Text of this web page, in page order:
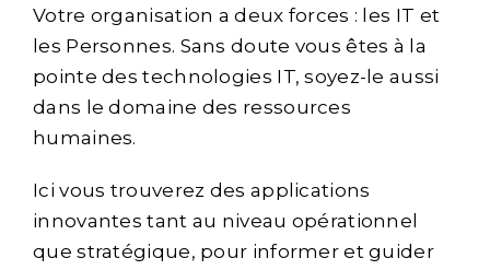
Votre organisation a deux forces : les IT et
les Personnes. Sans doute vous êtes à la
pointe des technologies IT, soyez-le aussi
dans le domaine des ressources
humaines.
Ici vous trouverez des applications
innovantes tant au niveau opérationnel
que stratégique, pour informer et guider